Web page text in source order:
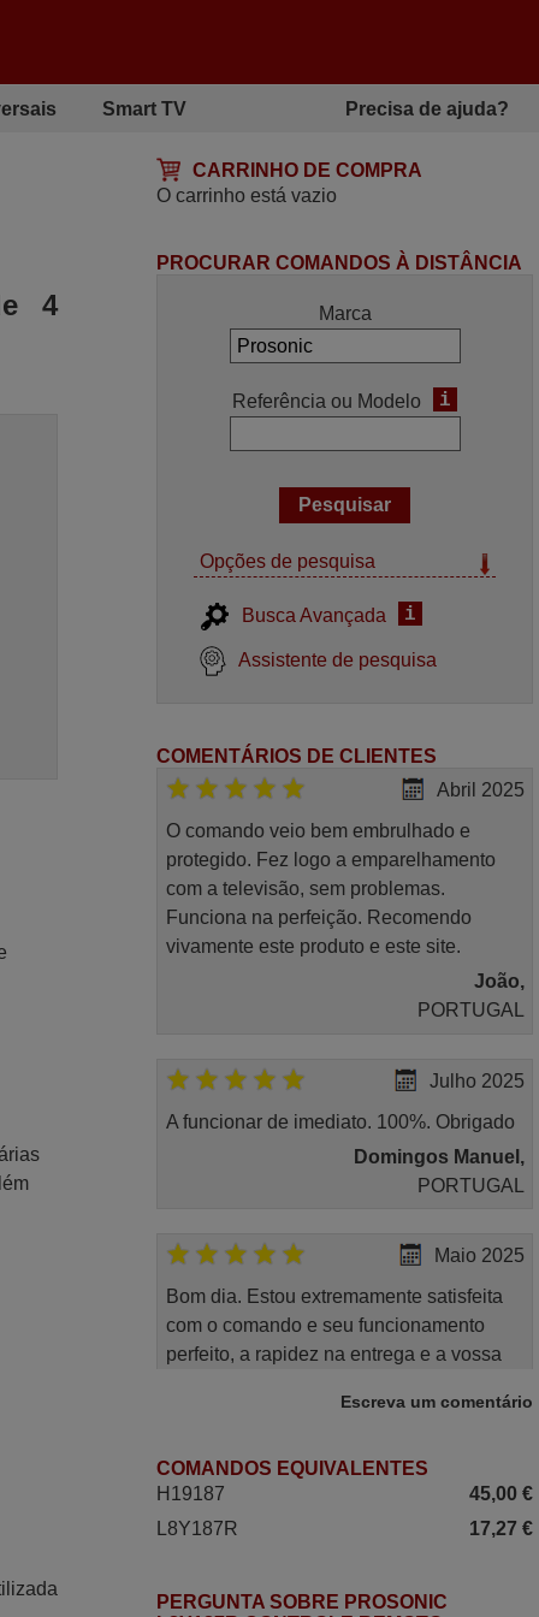
Smart TV Precisa de ajuda?
CARRINHO DE COMPRA
O carrinho está vazio
4
PROCURAR COMANDOS À DISTÂNCIA
Marca
Referência ou Modelo i
Opções de pesquisa
Busca Avançada i
Assistente de pesquisa
COMENTÁRIOS DE CLIENTES
Abril 2025
O comando veio bem embrulhado e
protegido. Fez logo a emparelhamento
com a televisão, sem problemas.
Funciona na perfeição. Recomendo
vivamente este produto e este site.
João,
PORTUGAL
Julho 2025
A funcionar de imediato. 100%. Obrigado
Domingos Manuel,
PORTUGAL
Maio 2025
Bom dia. Estou extremamente satisfeita
com o comando e seu funcionamento
perfeito, a rapidez na entrega e a vossa
salientar que foi de extrema importância a
comando sem usar por marca mas
passando pelos códigos. Ninguém em
loja nenhuma me tinha explicado como
Escreva um comentário
COMANDOS EQUIVALENTES
45,00 €
H19187
17,27 €
L8Y187R
PERGUNTA SOBRE PROSONIC